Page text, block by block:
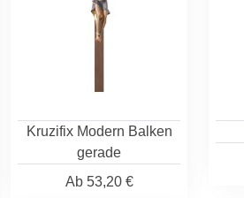
Kruzifix Modern Balken
gerade
Ab53,20 €